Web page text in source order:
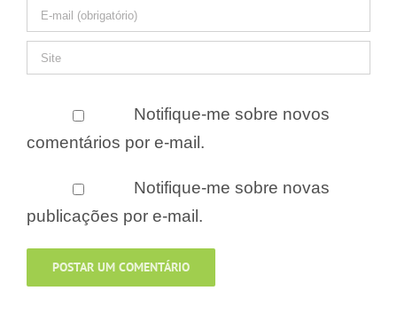
Notifique-me sobre novos
comentários por e-mail.
Notifique-me sobre novas
publicações por e-mail.